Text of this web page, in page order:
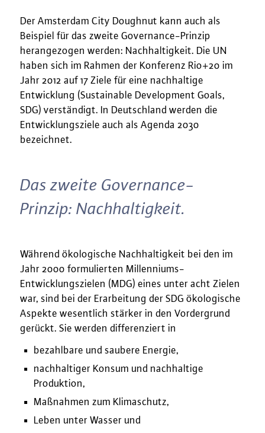
Der Amsterdam City Doughnut kann auch als
Beispiel für das zweite Governance-Prinzip
herangezogen werden: Nachhaltigkeit. Die UN
haben sich im Rahmen der Konferenz Rio+20 im
Jahr 2012 auf 17 Ziele für eine nachhaltige
Entwicklung (Sustainable Development Goals,
SDG) verständigt. In Deutschland werden die
Entwicklungsziele auch als Agenda 2030
bezeichnet.
Das zweite Governance-
Prinzip: Nachhaltigkeit.
Während ökologische Nachhaltigkeit bei den im
Jahr 2000 formulierten Millenniums-
Entwicklungszielen (MDG) eines unter acht Zielen
war, sind bei der Erarbeitung der SDG ökologische
Aspekte wesentlich stärker in den Vordergrund
gerückt. Sie werden differenziert in
bezahlbare und saubere Energie,
nachhaltiger Konsum und nachhaltige
Produktion,
Maßnahmen zum Klimaschutz,
Leben unter Wasser und